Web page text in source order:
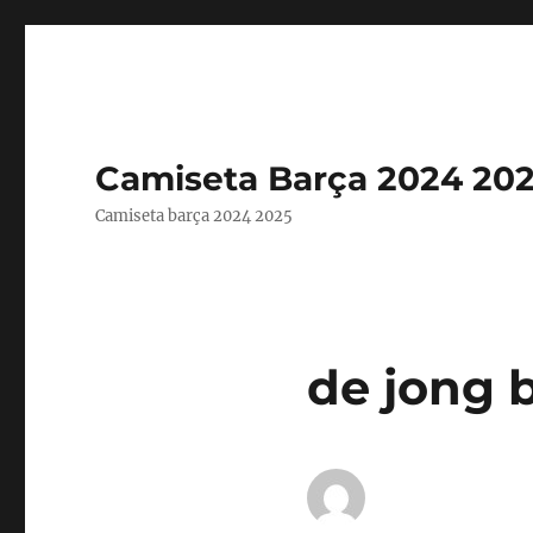
Camiseta Barça 2024
Camiseta barça 2024 2025
de jong